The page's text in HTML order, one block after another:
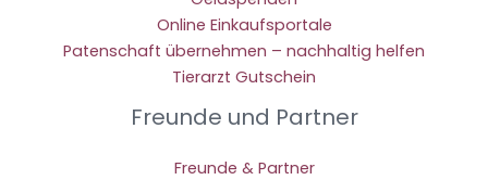
Online Einkaufsportale
Patenschaft übernehmen – nachhaltig helfen
Tierarzt Gutschein
Freunde und Partner
Freunde & Partner